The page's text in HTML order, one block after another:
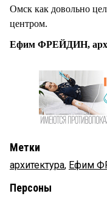
Омск как довольно
центром.
Ефим ФРЕЙДИН,
Метки
архитектура, Ефим
Персоны